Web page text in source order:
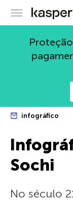
infográfico
Sochi
No século